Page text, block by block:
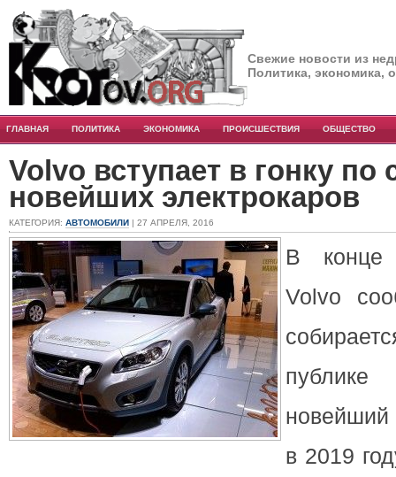
Свежие новости из
Политика, экономика,
ГЛАВНАЯ ПОЛИТИКА ЭКОНОМИКА ПРОИСШЕСТВИЯ ОБЩЕСТВО
Volvo вступает в гонку по
новейших электрокаров
КАТЕГОРИЯ: АВТОМОБИЛИ | 27 АПРЕЛЯ, 2016
В конце
Volvo
новейший
в 2019